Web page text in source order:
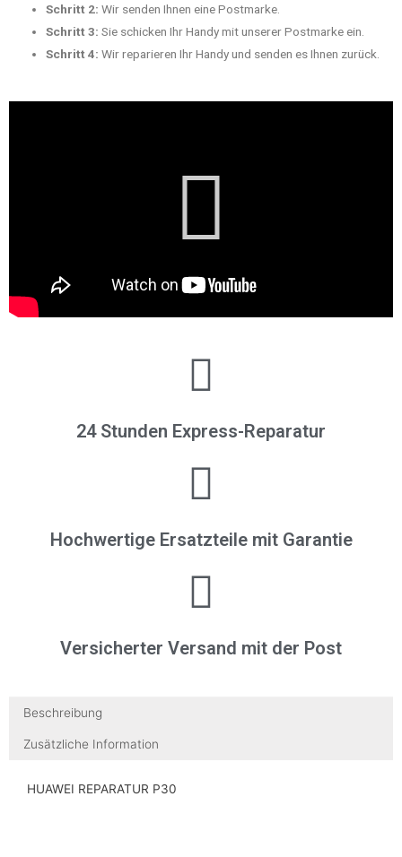
Schritt 2: Wir senden Ihnen eine Postmarke.
Schritt 3: Sie schicken Ihr Handy mit unserer Postmarke ein.
Schritt 4: Wir reparieren Ihr Handy und senden es Ihnen zurück.
24 Stunden Express-Reparatur
Hochwertige Ersatzteile mit Garantie
Versicherter Versand mit der Post
Beschreibung
Zusätzliche Information
HUAWEI REPARATUR P30